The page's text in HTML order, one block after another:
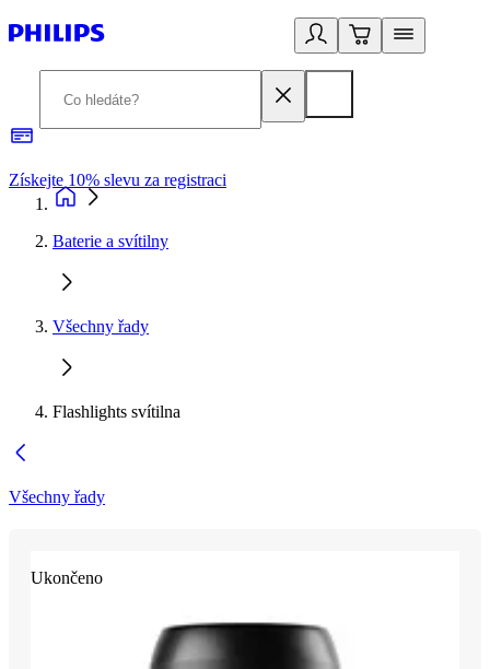
Získejte 10% slevu za registraci
Baterie a svítilny
Všechny řady
Flashlights svítilna
Všechny řady
Ukončeno